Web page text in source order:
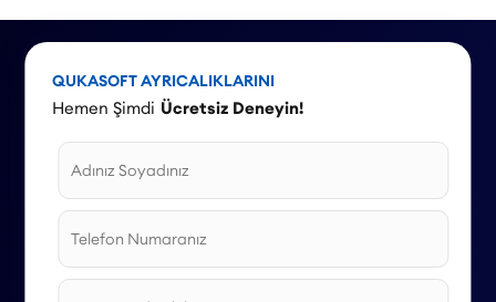
QUKASOFT AYRICALIKLARINI
Hemen Şimdi Ücretsiz Deneyin!